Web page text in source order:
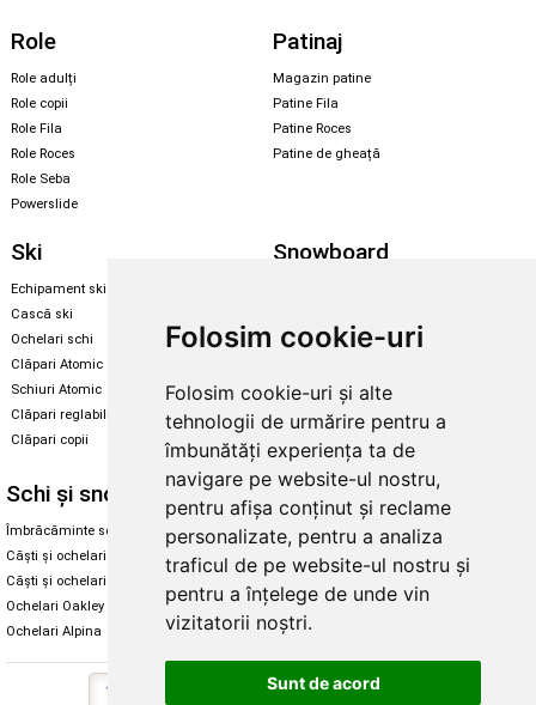
Folosim cookie-uri
Folosim cookie-uri și alte
tehnologii de urmărire pentru a
îmbunătăți experiența ta de
navigare pe website-ul nostru,
pentru afișa conținut și reclame
personalizate, pentru a analiza
traficul de pe website-ul nostru și
pentru a înțelege de unde vin
vizitatorii noștri.
Sunt de acord
Role
Role adulți
Role copii
Role Fila
Role Roces
Role Seba
Powerslide
Patinaj
Magazin patine
Patine Fila
Patine Roces
Patine de gheață
Ski
Echipament ski
Cască ski
Ochelari schi
Clăpari Atomic
Schiuri Atomic
Clăpari reglabili
Clăpari copii
Snowboard
Legături Rome SDS
Skate & longboard
Santa Cruz
Enuff Skateboards
Schi și snowboard
Îmbrăcăminte schi și snowboard
Căști și ochelari de iarnă
Căști și ochelari Alpina
Ochelari Oakley
Ochelari Alpina
Diverse
Cum aleg rolele
Cum aleg ochelarii
Ochelari de soare Alpina
Intretinere manusi